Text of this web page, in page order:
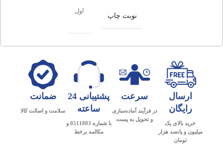
نوبت چاپ
اول
ارسال
رایگان
خرید بالای یک
میلیون و پانصد هزار
تومان
سرعت
در فرآیند آماده‌سازی
و تحویل به پست
پشتیبانی 24
ساعته
با شماره 0511803 و
مکالمه برخط
ضمانت
سلامت و اصالت کالا